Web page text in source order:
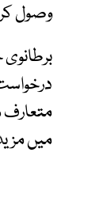
وصول
متعارف
میں